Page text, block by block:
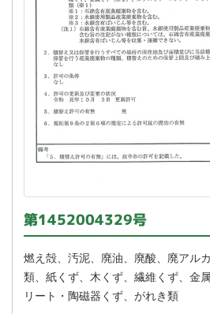
第1452004329号
燃え殻、汚泥、廃油、廃酸、廃アル
類、紙くず、木くず、繊維くず、金
リート・陶磁器くず、がれき類